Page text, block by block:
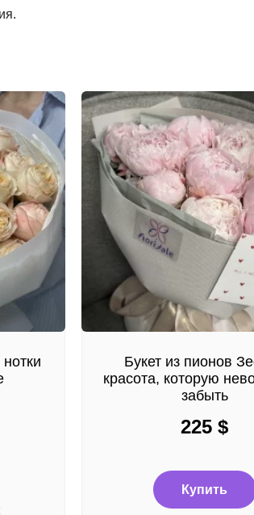
Букет из пионов
красота, которую
забыть
225 $
Купить